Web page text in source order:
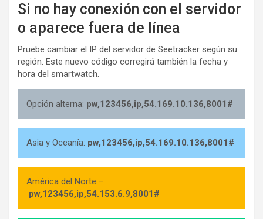
Si no hay conexión con el servidor
o aparece fuera de línea
Pruebe cambiar el IP del servidor de Seetracker según su
región. Este nuevo código corregirá también la fecha y
hora del smartwatch.
Opción alterna: pw,123456,ip,54.169.10.136,8001#
Asia y Oceanía: pw,123456,ip,54.169.10.136,8001#
América del Norte –
pw,123456,ip,54.153.6.9,8001#